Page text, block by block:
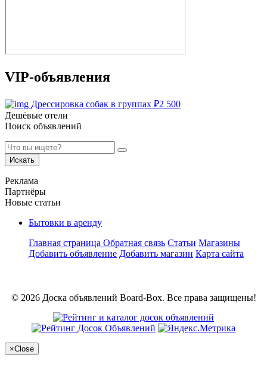
VIP-объявления
Дрессировка собак в группах ₽2 500
Дешёвые отели
Поиск объявлений
Искать
Реклама
Партнёры
Новые статьи
Бытовки в аренду
Главная страница Обратная связь Статьи Магазины
Добавить объявление Добавить магазин Карта сайта
© 2026 Доска объявлений Board-Box. Все права защищены!
×Close